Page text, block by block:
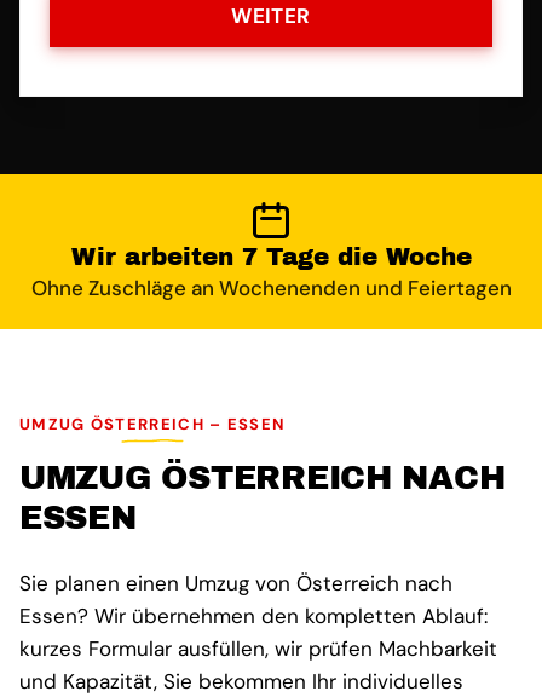
WEITER
Wir arbeiten 7 Tage die Woche
Ohne Zuschläge an Wochenenden und Feiertagen
UMZUG ÖSTERREICH – ESSEN
UMZUG ÖSTERREICH NACH
ESSEN
Sie planen einen Umzug von Österreich nach
Essen? Wir übernehmen den kompletten Ablauf:
kurzes Formular ausfüllen, wir prüfen Machbarkeit
und Kapazität, Sie bekommen Ihr individuelles